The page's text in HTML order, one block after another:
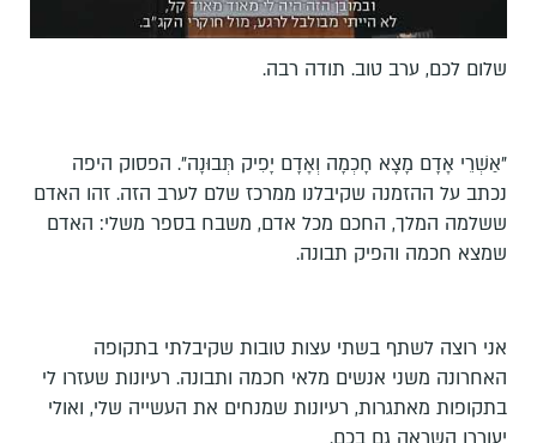
שלום לכם, ערב טוב. תודה רבה.
"אַשְׁרֵי אָדָם מָצָא חָכְמָה וְאָדָם יָפִיק תְּבוּנָה". הפסוק היפה
נכתב על ההזמנה שקיבלנו ממרכז שלם לערב הזה. זהו האדם
ששלמה המלך, החכם מכל אדם, משבח בספר משלי: האדם
שמצא חכמה והפיק תבונה.
אני רוצה לשתף בשתי עצות טובות שקיבלתי בתקופה
האחרונה משני אנשים מלאי חכמה ותבונה. רעיונות שעזרו לי
בתקופות מאתגרות, רעיונות שמנחים את העשייה שלי, ואולי